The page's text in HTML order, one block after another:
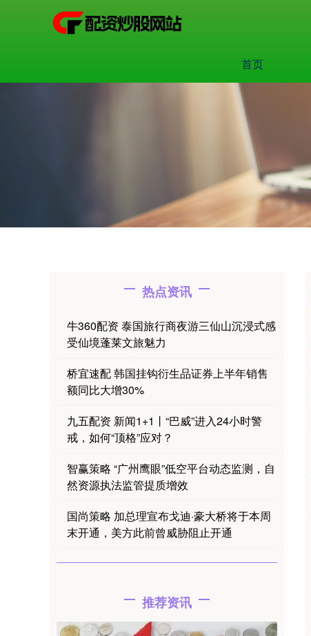
首页
热点资讯
牛360配资 泰国旅行商夜游三仙山沉浸式感
受仙境蓬莱文旅魅力
桥宜速配 韩国挂钩衍生品证券上半年销售
额同比大增30%
九五配资 新闻1+1丨“巴威”进入24小时警
戒，如何“顶格”应对？
智赢策略 “广州鹰眼”低空平台动态监测，自
然资源执法监管提质增效
国尚策略 加总理宣布戈迪·豪大桥将于本周
末开通，美方此前曾威胁阻止开通
推荐资讯